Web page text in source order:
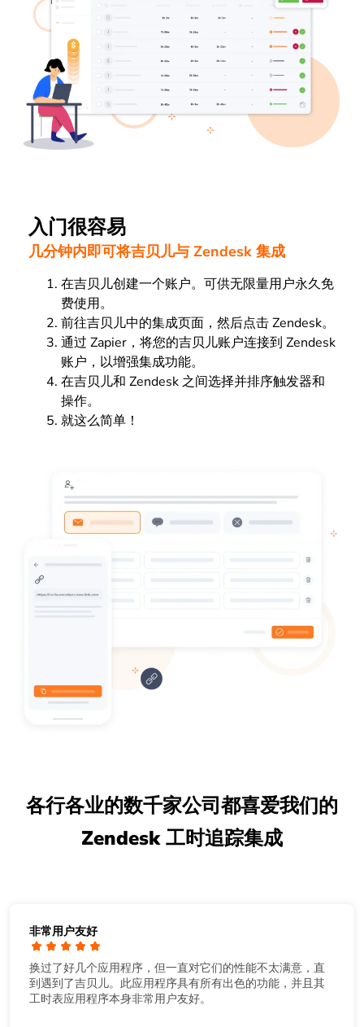
入门很容易
几分钟内即可将吉贝儿与 Zendesk 集成
在吉贝儿创建一个账户。可供无限量用户永久免
费使用。
前往吉贝儿中的集成页面，然后点击 Zendesk。
通过 Zapier，将您的吉贝儿账户连接到 Zendesk
账户，以增强集成功能。
在吉贝儿和 Zendesk 之间选择并排序触发器和
操作。
就这么简单！
各行各业的数千家公司都喜爱我们的
Zendesk 工时追踪集成
非常用户友好
换过了好几个应用程序，但一直对它们的性能不太满意，直
到遇到了吉贝儿。此应用程序具有所有出色的功能，并且其
工时表应用程序本身非常用户友好。